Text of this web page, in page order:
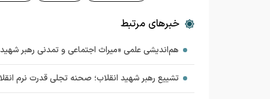
خبرهای مرتبط
هم‌اندیشی علمی «میراث اجتماعی و تمدنی رهبر
تشییع رهبر شهید انقلاب؛ صحنه تجلی قدرت نرم